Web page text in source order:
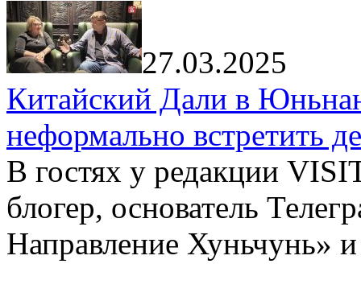
27.03.2025
Китайский Дали в
неформально встретить
В гостях у редакции
блогер, основатель
Направление Хуньчунь»